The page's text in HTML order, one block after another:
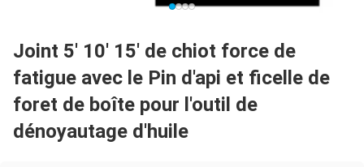
Joint 5' 10' 15' de chiot force de
fatigue avec le Pin d'api et ficelle de
foret de boîte pour l'outil de
dénoyautage d'huile